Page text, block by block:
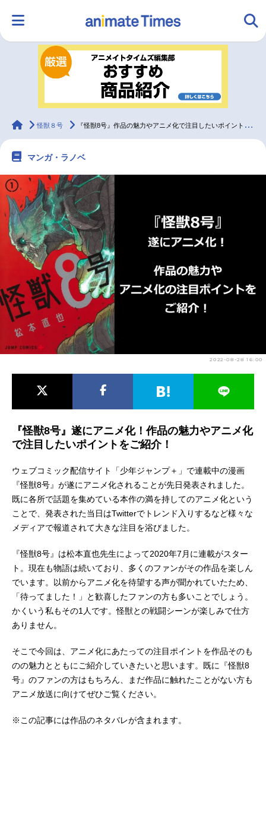
ランキング アニメ
ラジオ
2.5次元 配信・Vtuber
最新記事一覧
アニメ記事一覧
アニメ映画一覧 実写化映画一覧
今期アニメ曜日別一覧
春アニメ
男性声優/女性声優一覧
animateTimes
怪獣８号 『怪獣8号』作品の魅力やアニメ化で注目したいポイントを紹介！
マンガ・ラノベ
2022-08-28 16:00
『怪獣8号』遂にアニメ化！作品の魅力やアニメ化
で注目したいポイントをご紹介！
ウェブコミック配信サイト「少年ジャンプ＋」で連載中の漫画
『怪獣8号』が遂にアニメ化されることが先日発表されました。
既に各所で話題を集めている本作の満を持してのアニメ化という
ことで、発表された当日はTwitterでトレンド入りするなど様々な
メディアで報道されて大きな注目を浴びました。
『怪獣8号』は松本直也先生によって2020年7月に連載がスター
ト。現在も物語は続いており、多くのファンがその作品を楽しん
でいます。以前からアニメ化を待望する声が聞かれていたため、
「待ってました！」と歓喜したファンの方も多いことでしょう。
かくいう私もその1人です。怪獣との戦闘シーンが楽しみで仕方
ありません。
そこで今回は、アニメ化にあたっての注目ポイントを作品そのも
のの魅力とともにご紹介していきたいと思います。既に『怪獣8
号』のファンの方はもちろん、まだ作品に触れたことがない方も
アニメ放送に向けてぜひご覧ください。
※この記事には作品のネタバレが含まれます。